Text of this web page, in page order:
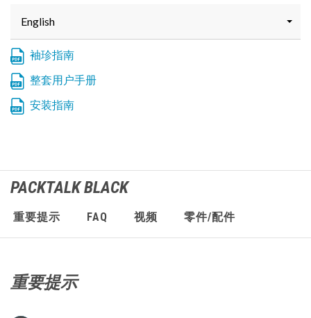
English
袖珍指南
整套用户手册
安装指南
PACKTALKBLACK
重要提示 FAQ 视频 零件/配件
重要提示